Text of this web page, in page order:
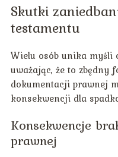
Skutki
testamentu
Wielu osób unika myśli
uważając, że to zbędny
dokumentacji prawnej
konsekwencji dla
Konsekwencje
prawnej